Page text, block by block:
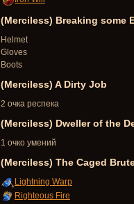
(Merciless) Breaking some
Helmet
Gloves
Boots
(Merciless) A Dirty Job
2 очка респека
(Merciless) Dweller of the
1 очко умений
(Merciless) The Caged
Lightning Warp
Righteous Fire